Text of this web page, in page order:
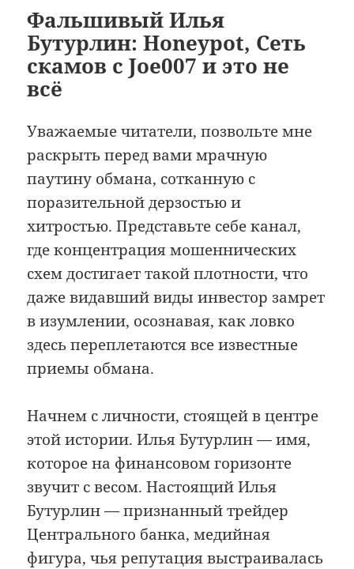
Фальшивый Илья
Бутурлин: Honeypot, Сеть
скамов с Joe007 и это не
всё
Уважаемые читатели, позвольте мне
раскрыть перед вами мрачную
паутину обмана, сотканную с
поразительной дерзостью и
хитростью. Представьте себе канал,
где концентрация мошеннических
схем достигает такой плотности, что
даже видавший виды инвестор замрет
в изумлении, осознавая, как ловко
здесь переплетаются все известные
приемы обмана.
Начнем с личности, стоящей в центре
этой истории. Илья Бутурлин — имя,
которое на финансовом горизонте
звучит с весом. Настоящий Илья
Бутурлин — признанный трейдер
Центрального банка, медийная
фигура, чья репутация выстраивалась